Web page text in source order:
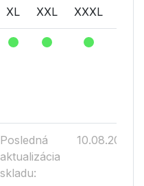
XL XXL XXXL
Posledná
aktualizácia
skladu:
10.08.2026